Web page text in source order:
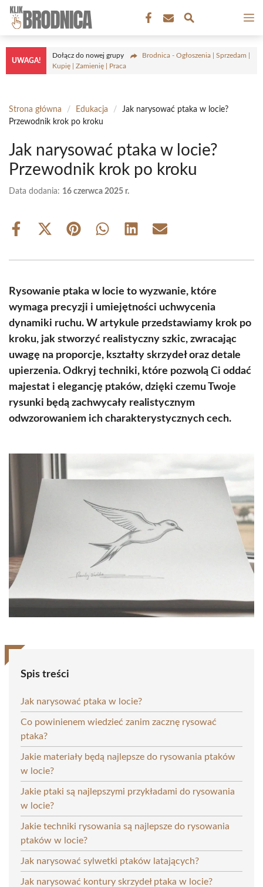
Przejdź
treści
UWAGA!
Dołącz do nowej grupy
Brodnica - Ogłoszenia | Sprzedam |
Kupię | Zamienię | Praca
Strona główna / Edukacja /
Jak narysować ptaka w locie?
Przewodnik krok po kroku
Jak narysować ptaka w locie?
Przewodnik krok po kroku
Data dodania: 16 czerwca 2025 r.
Share
Share
(Twitter)
Share Share Share Share
Rysowanie ptaka w locie to wyzwanie, które
wymaga precyzji i umiejętności uchwycenia
dynamiki ruchu. W artykule przedstawiamy krok po
kroku, jak stworzyć realistyczny szkic, zwracając
uwagę na proporcje, kształty skrzydeł oraz detale
upierzenia. Odkryj techniki, które pozwolą Ci oddać
majestat i elegancję ptaków, dzięki czemu Twoje
rysunki będą zachwycały realistycznym
odwzorowaniem ich charakterystycznych cech.
Spis treści
Jak narysować ptaka w locie?
Co powinienem wiedzieć zanim zacznę rysować
ptaka?
Jakie materiały będą najlepsze do rysowania ptaków
w locie?
Jakie ptaki są najlepszymi przykładami do rysowania
w locie?
Jakie techniki rysowania są najlepsze do rysowania
ptaków w locie?
Jak narysować sylwetki ptaków latających?
Jak narysować kontury skrzydeł ptaka w locie?